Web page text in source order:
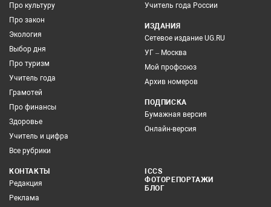
Про культуру
Про закон
Экология
Выбор дня
Про туризм
Учитель года
Грамотей
Про финансы
Здоровье
Учитель и цифра
Все рубрики
Учитель года России
ИЗДАНИЯ
Сетевое издание UG.RU
УГ – Москва
Мой профсоюз
Архив номеров
ПОДПИСКА
Бумажная версия
Онлайн-версия
КОНТАКТЫ
Редакция
Реклама
ICCS
ФОТОРЕПОРТАЖИ
БЛОГ